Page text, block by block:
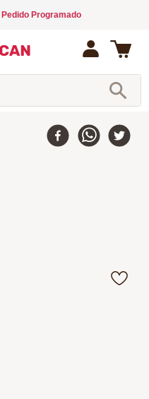
Pedido Programado